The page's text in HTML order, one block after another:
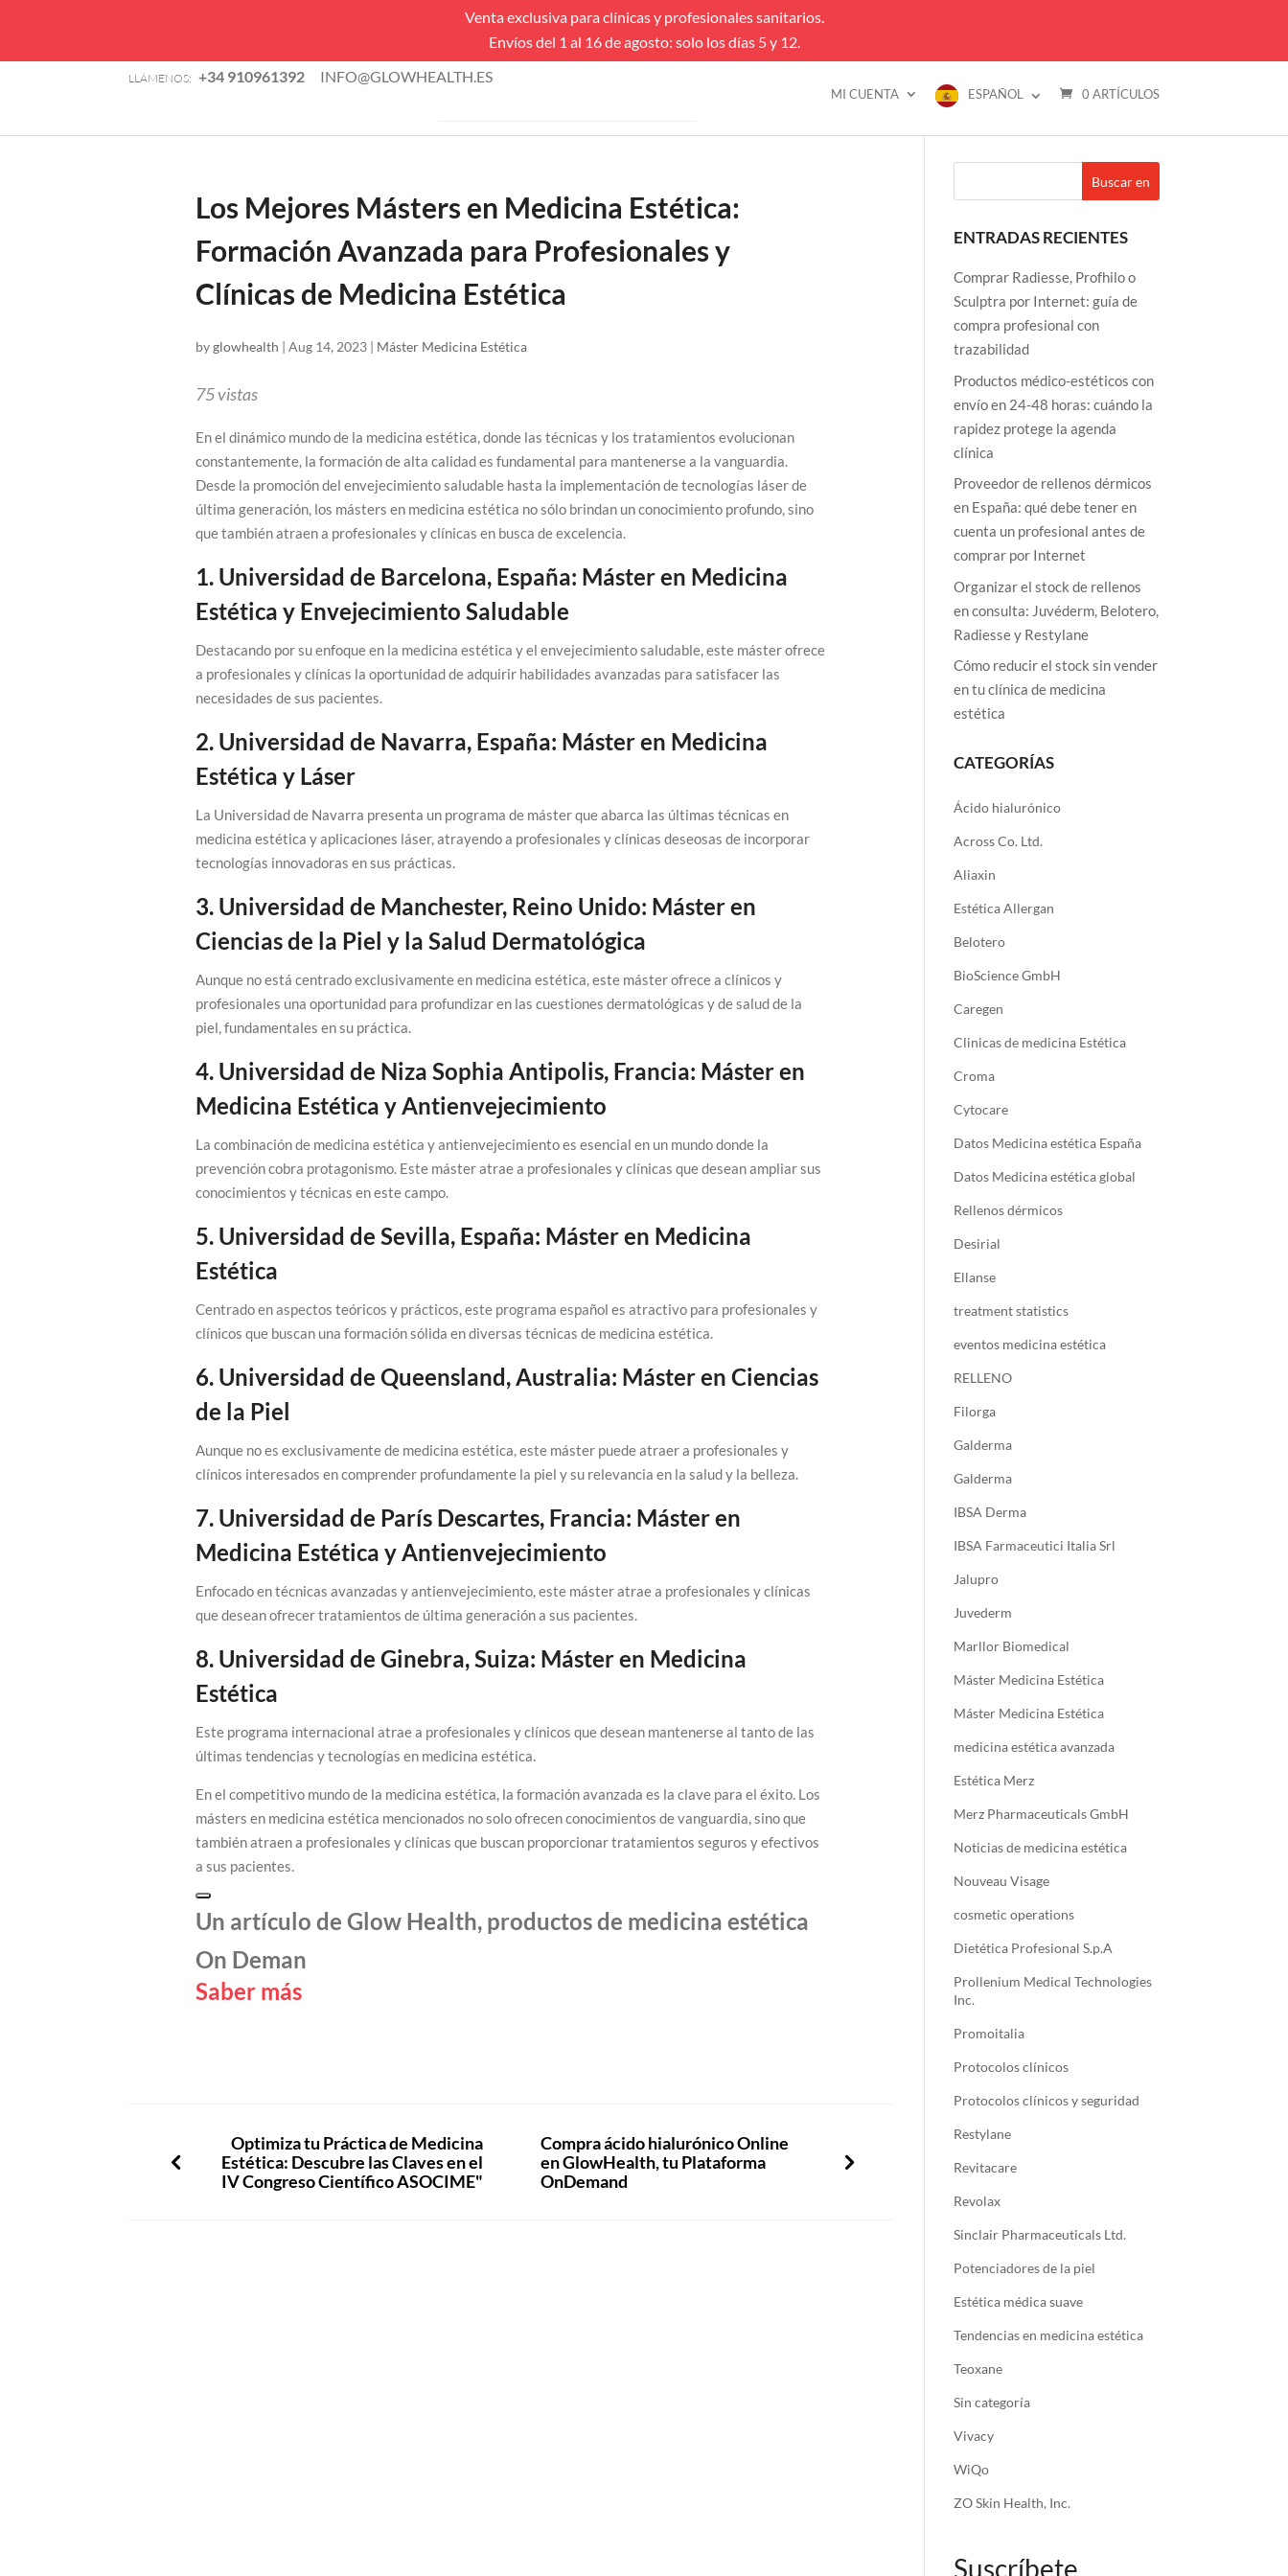
Venta exclusiva para clínicas y profesionales sanitarios.
Envíos del 1 al 16 de agosto: solo los días 5 y 12.
LLÁMENOS: +34 910961392 INFO@GLOWHEALTH.ES
MI CUENTA ESPAÑOL 0 ARTÍCULOS
Búsqueda
VENTAS FLASH MARCAS PREGUNTAS FRECUENTES
Los Mejores Másters en Medicina Estética:
Formación Avanzada para Profesionales y
Clínicas de Medicina Estética
byglowhealth |Aug 14, 2023 | Máster Medicina Estética
75vistas
En el dinámico mundo de la medicina estética, donde las técnicas y los tratamientos evolucionan
constantemente, la formación de alta calidad es fundamental para mantenerse a la vanguardia.
Desde la promoción del envejecimiento saludable hasta la implementación de tecnologías láser de
última generación, los másters en medicina estética no sólo brindan un conocimiento profundo, sino
que también atraen a profesionales y clínicas en busca de excelencia.
1. Universidad de Barcelona, España: Máster en Medicina
Estética y Envejecimiento Saludable
Destacando por su enfoque en la medicina estética y el envejecimiento saludable, este máster ofrece
a profesionales y clínicas la oportunidad de adquirir habilidades avanzadas para satisfacer las
necesidades de sus pacientes.
2. Universidad de Navarra, España: Máster en Medicina
Estética y Láser
La Universidad de Navarra presenta un programa de máster que abarca las últimas técnicas en
medicina estética y aplicaciones láser, atrayendo a profesionales y clínicas deseosas de incorporar
tecnologías innovadoras en sus prácticas.
3. Universidad de Manchester, Reino Unido: Máster en
Ciencias de la Piel y la Salud Dermatológica
Aunque no está centrado exclusivamente en medicina estética, este máster ofrece a clínicos y
profesionales una oportunidad para profundizar en las cuestiones dermatológicas y de salud de la
piel, fundamentales en su práctica.
4. Universidad de Niza Sophia Antipolis, Francia: Máster en
Medicina Estética y Antienvejecimiento
La combinación de medicina estética y antienvejecimiento es esencial en un mundo donde la
prevención cobra protagonismo. Este máster atrae a profesionales y clínicas que desean ampliar sus
conocimientos y técnicas en este campo.
5. Universidad de Sevilla, España: Máster en Medicina
Estética
Centrado en aspectos teóricos y prácticos, este programa español es atractivo para profesionales y
clínicos que buscan una formación sólida en diversas técnicas de medicina estética.
6. Universidad de Queensland, Australia: Máster en Ciencias
de la Piel
Aunque no es exclusivamente de medicina estética, este máster puede atraer a profesionales y
clínicos interesados en comprender profundamente la piel y su relevancia en la salud y la belleza.
7. Universidad de París Descartes, Francia: Máster en
Medicina Estética y Antienvejecimiento
Enfocado en técnicas avanzadas y antienvejecimiento, este máster atrae a profesionales y clínicas
que desean ofrecer tratamientos de última generación a sus pacientes.
8. Universidad de Ginebra, Suiza: Máster en Medicina
Estética
Este programa internacional atrae a profesionales y clínicos que desean mantenerse al tanto de las
últimas tendencias y tecnologías en medicina estética.
En el competitivo mundo de la medicina estética, la formación avanzada es la clave para el éxito. Los
másters en medicina estética mencionados no solo ofrecen conocimientos de vanguardia, sino que
también atraen a profesionales y clínicas que buscan proporcionar tratamientos seguros y efectivos
a sus pacientes.
Un artículo de Glow Health, productos de medicina estética
On Deman
Saber más
Optimiza tu Práctica de Medicina
Estética: Descubre las Claves en el
IV Congreso Científico ASOCIME"
Compra ácido hialurónico Online
en GlowHealth, tu Plataforma
OnDemand
ENTRADAS RECIENTES
Comprar Radiesse, Profhilo o
Sculptra por Internet: guía de
compra profesional con
trazabilidad
Productos médico-estéticos con
envío en 24-48 horas: cuándo la
rapidez protege la agenda
clínica
Proveedor de rellenos dérmicos
en España: qué debe tener en
cuenta un profesional antes de
comprar por Internet
Organizar el stock de rellenos
en consulta: Juvéderm, Belotero,
Radiesse y Restylane
Cómo reducir el stock sin vender
en tu clínica de medicina
estética
CATEGORÍAS
Ácido hialurónico
Across Co. Ltd.
Aliaxin
Estética Allergan
Belotero
BioScience GmbH
Caregen
Clinicas de medicina Estética
Croma
Cytocare
Datos Medicina estética España
Datos Medicina estética global
Rellenos dérmicos
Desirial
Ellanse
treatment statistics
eventos medicina estética
RELLENO
Filorga
Galderma
Galderma
IBSA Derma
IBSA Farmaceutici Italia Srl
Jalupro
Juvederm
Marllor Biomedical
Máster Medicina Estética
Máster Medicina Estética
medicina estética avanzada
Estética Merz
Merz Pharmaceuticals GmbH
Noticias de medicina estética
Nouveau Visage
cosmetic operations
Dietética Profesional S.p.A
Prollenium Medical Technologies
Inc.
Promoitalia
Protocolos clínicos
Protocolos clínicos y seguridad
Restylane
Revitacare
Revolax
Sinclair Pharmaceuticals Ltd.
Potenciadores de la piel
Estética médica suave
Tendencias en medicina estética
Teoxane
Sin categoría
Vivacy
WiQo
ZO Skin Health, Inc.
Suscríbete